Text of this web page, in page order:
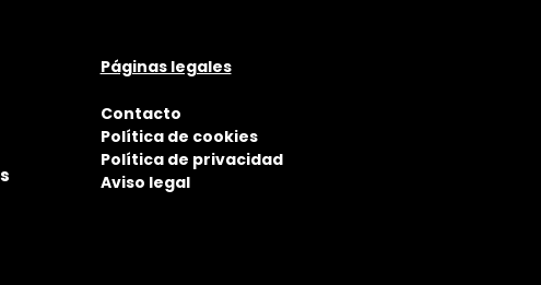
Páginas legales
Contacto
Política de cookies
Política de privacidad
Aviso legal